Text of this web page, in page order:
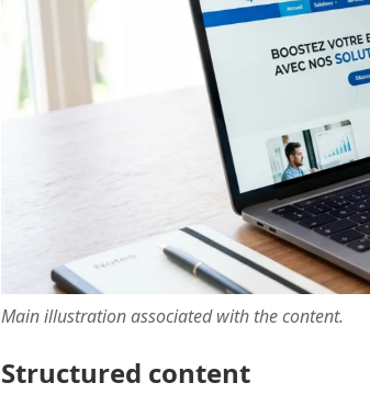
Main illustration associated with the content.
Structured content